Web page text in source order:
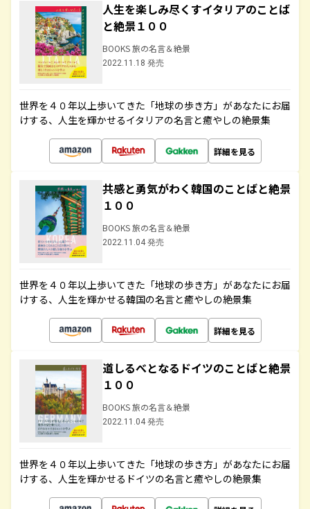
人生を楽しみ尽くすイタリアのことば
と絶景１００
BOOKS 旅の名言＆絶景
2022.11.18 発売
世界を４０年以上歩いてきた「地球の歩き方」があなたにお届
けする、人生を輝かせるイタリアの名言と癒やしの絶景集
詳細を見る
共感と勇気がわく韓国のことばと絶景
１００
BOOKS 旅の名言＆絶景
2022.11.04 発売
世界を４０年以上歩いてきた「地球の歩き方」があなたにお届
けする、人生を輝かせる韓国の名言と癒やしの絶景集
詳細を見る
道しるべとなるドイツのことばと絶景
１００
BOOKS 旅の名言＆絶景
2022.11.04 発売
世界を４０年以上歩いてきた「地球の歩き方」があなたにお届
けする、人生を輝かせるドイツの名言と癒やしの絶景集